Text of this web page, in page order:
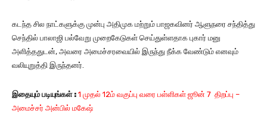
கடந்த சில நாட்களுக்கு முன்பு அதிமுக மற்றும் பாஜகவினர் ஆளுநரை சந்தித்து
செந்தில் பாலாஜி பல்வேறு முறைகேடுகள் செய்துள்ளதாக புகார் மனு
அளித்ததுடன், அவரை அமைச்சரவையில் இருந்து நீக்க வேண்டும் எனவும்
வலியுறுத்தி இருந்தனர்.
இதையும் படியுங்கள்: 1 முதல் 12ம் வகுப்பு வரை பள்ளிகள் ஜூன் 7 திறப்பு –
அமைச்சர் அன்பில் மகேஷ்